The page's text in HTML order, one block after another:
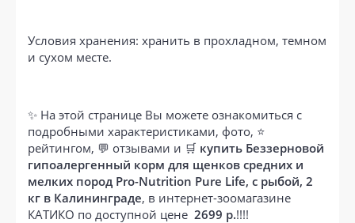
Условия хранения: хранить в прохладном, темном
и сухом месте.
✨ На этой странице Вы можете ознакомиться с
подробными характеристиками, фото, ⭐
рейтингом, 💬 отзывами и 🛒 купить Беззерновой
гипоалергенный корм для щенков средних и
мелких пород Pro-Nutrition Pure Life, с рыбой, 2
кг в Калининграде, в интернет-зоомагазине
КАТИКО по доступной цене 2699 р.!!!!